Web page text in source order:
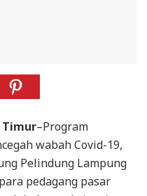
Timur–Program
wabah Covid-19,
Pelindung Lampung
pedagang pasar